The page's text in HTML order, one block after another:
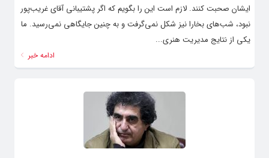
ایشان صحبت کنند. لازم است این را بگویم که اگر پشتیبانی آقای غریب‌پور
نبود، شب‌های بخارا نیز شکل نمی‌گرفت و به چنین جایگاهی نمی‌رسید. ما
یکی از نتایج مدیریت هنری...
ادامه خبر